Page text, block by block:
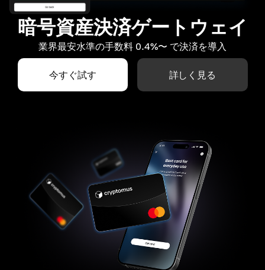
暗号資産決済ゲートウェイ
業界最安水準の手数料 0.4%〜 で決済を導入
今すぐ試す 詳しく見る